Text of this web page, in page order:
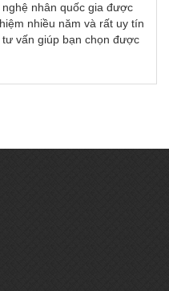
nhân quốc gia được
nhiều năm và rất uy tín
vấn giúp bạn chọn được